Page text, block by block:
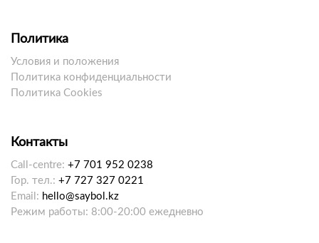
Политика
Условия и положения
Политика конфиденциальности
Политика Cookies
Контакты
Call-centre: +7 701 952 0238
Гор. тел.: +7 727 327 0221
Email: hello@saybol.kz
Режим работы: 8:00-20:00 ежедневно